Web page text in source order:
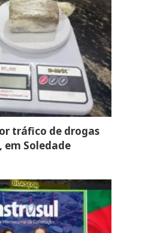
tráfico de drogas
em Soledade